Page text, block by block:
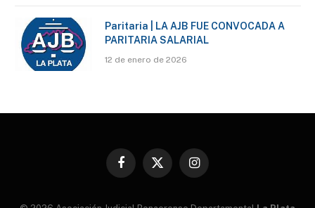
Paritaria | LA AJB FUE CONVOCADA A
PARITARIA SALARIAL
12 de enero de 2026
Facebook
X
Instagram